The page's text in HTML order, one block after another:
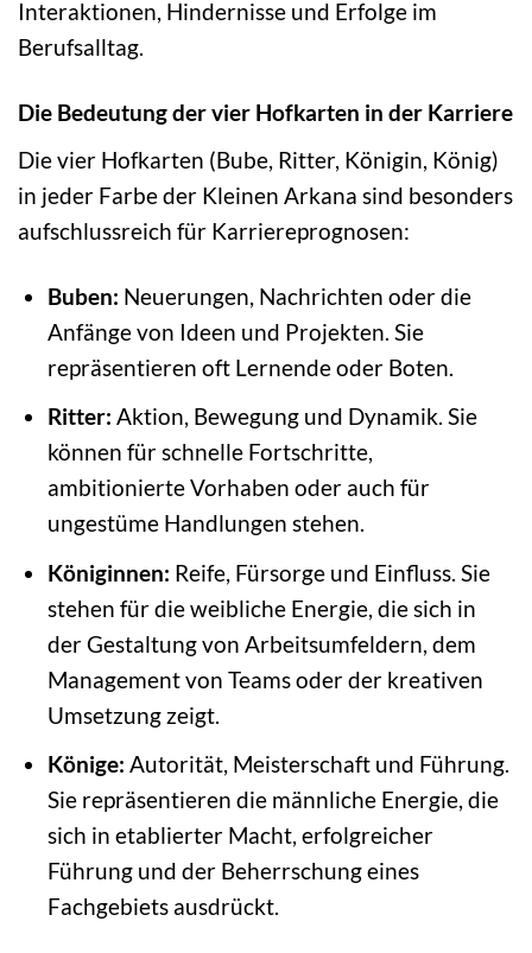
Interaktionen, Hindernisse und Erfolge im
Berufsalltag.
Die Bedeutung der vier Hofkarten in der Karriere
Die vier Hofkarten (Bube, Ritter, Königin, König)
in jeder Farbe der Kleinen Arkana sind besonders
aufschlussreich für Karriereprognosen:
Buben: Neuerungen, Nachrichten oder die
Anfänge von Ideen und Projekten. Sie
repräsentieren oft Lernende oder Boten.
Ritter: Aktion, Bewegung und Dynamik. Sie
können für schnelle Fortschritte,
ambitionierte Vorhaben oder auch für
ungestüme Handlungen stehen.
Königinnen: Reife, Fürsorge und Einfluss. Sie
stehen für die weibliche Energie, die sich in
der Gestaltung von Arbeitsumfeldern, dem
Management von Teams oder der kreativen
Umsetzung zeigt.
Könige: Autorität, Meisterschaft und Führung.
Sie repräsentieren die männliche Energie, die
sich in etablierter Macht, erfolgreicher
Führung und der Beherrschung eines
Fachgebiets ausdrückt.